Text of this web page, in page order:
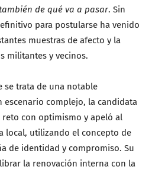
de qué va a pasar. Sin
para postularse ha venido
muestras de afecto y la
militantes y vecinos.
se trata de una notable
escenario complejo, la candidata
con optimismo y apeló al
local, utilizando el concepto de
de identidad y compromiso. Su
la renovación interna con la